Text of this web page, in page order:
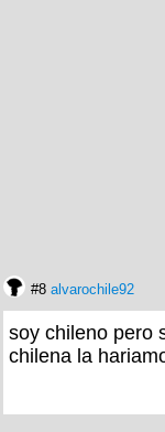
#8 alvarochile92
soy chileno pero
chilena la